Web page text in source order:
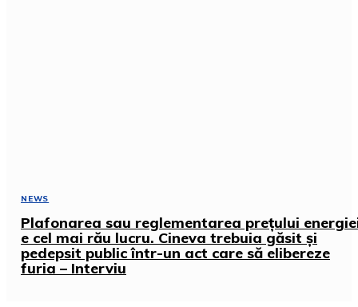
NEWS
Plafonarea sau reglementarea prețului
e cel mai rău lucru. Cineva trebuia găsit și
pedepsit public într-un act care să elibereze
furia – Interviu